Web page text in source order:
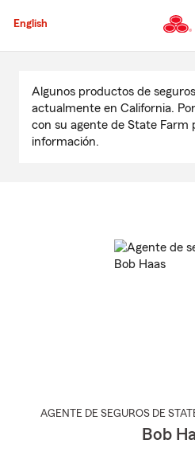
al
English
contenido
principal
Algunos productos de
actualmente en California.
con su agente de State Farm
información.
AGENTE DE SEGUROS DE
Bob